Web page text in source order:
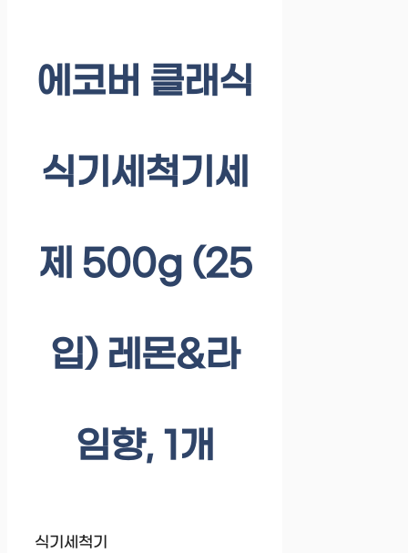
에코버 클래식
식기세척기세
제 500g (25
입) 레몬&라
임향, 1개
식기세척기